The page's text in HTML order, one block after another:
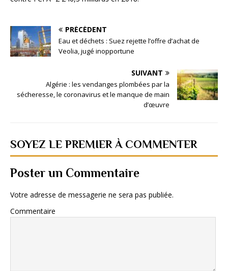
PRÉCÉDENT
Eau et déchets : Suez rejette l’offre d’achat de
Veolia, jugé inopportune
SUIVANT
Algérie : les vendanges plombées par la
sécheresse, le coronavirus et le manque de main
d’œuvre
SOYEZ LE PREMIER À COMMENTER
Poster un Commentaire
Votre adresse de messagerie ne sera pas publiée.
Commentaire